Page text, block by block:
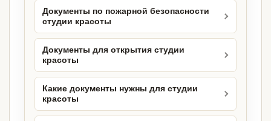
Документы по пожарной безопасности
студии красоты
Документы для открытия студии
красоты
Какие документы нужны для студии
красоты